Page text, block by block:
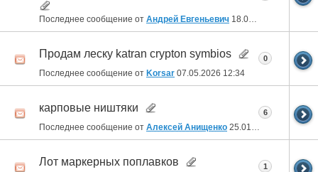
Последнее сообщение от Андрей Евгеньевич 18.05.2026
Продам леску katran crypton symbios
Последнее сообщение от Korsar 07.05.2026 12:34
0
карповые ништяки
Последнее сообщение от Алексей Анищенко 25.01.2026
6
Лот маркерных поплавков 1